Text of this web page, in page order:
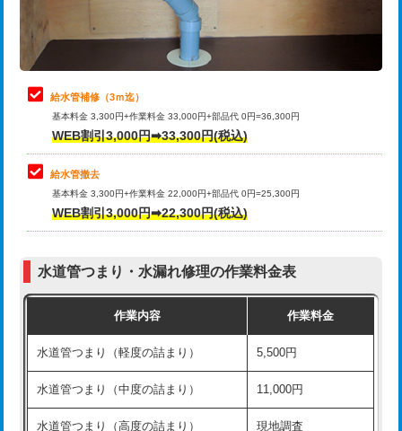
排水管工事（排水管工事/3ｍまで） 55,000円
排水管工事（追加 排水管工事/3ｍ超
マス交換（土の掘削・埋め戻し作業）
マス交換（深さ50㎝未満）
マス交換（深さ50㎝以上）
コンクリート斫り（厚さ10㎝まで）
モルタル補修（厚さ10㎝超え） 38,500円
洗面台設置 38,500円
化粧台設置 22,000円
止水・漏水調査・防水処理・清掃・修
理・調整・分解・加工など（軽作業）
11,000円
止水・漏水調査・防水処理・清掃・修
理・調整・分解・加工など（中作業）
止水・漏水調査・防水処理・清掃・修
理・調整・分解・加工など（重作業）
33,000円
その他部品の脱着
交換・取付（タンク）
式）)
式・ワンホール）)
交換・取付(排水栓・排水トラップ
22,000円+材料費
給水管補修（3ｍ迄）
基本料金 3,300円+作業料金 33,000円+部品代 0円=36,300円
WEB割引3,000円➡33,300円(税込)
給水管撤去
基本料金 3,300円+作業料金 22,000円+部品代 0円=25,300円
WEB割引3,000円➡22,300円(税込)
水道管つまり・水漏れ修理の作業料金表
作業内容 作業料金
水道管つまり（軽度の詰まり） 5,500円
水道管つまり（中度の詰まり） 11,000円
水道管つまり（高度の詰まり） 現地調査